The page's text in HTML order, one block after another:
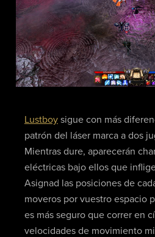
Lustboysigue con más
patrón del láser marca a dos
Mientras dure, aparecerán
eléctricas bajo ellos que
Asignad las posiciones de
moveros por vuestro espacio
es más seguro que correr en
velocidades de movimiento